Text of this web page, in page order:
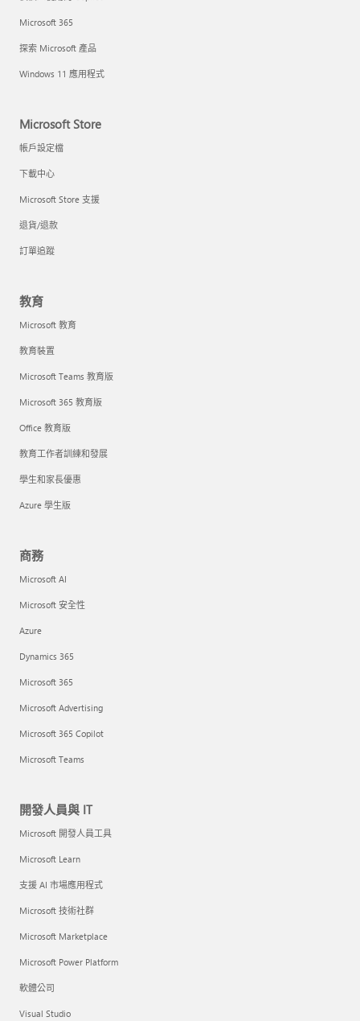
Microsoft 365
探索 Microsoft 產品
Windows 11 應用程式
Microsoft Store
帳戶設定檔
下載中心
Microsoft Store 支援
退貨/退款
訂單追蹤
教育
Microsoft 教育
教育裝置
Microsoft Teams 教育版
Microsoft 365 教育版
Office 教育版
教育工作者訓練和發展
學生和家長優惠
Azure 學生版
商務
Microsoft AI
Microsoft 安全性
Azure
Dynamics 365
Microsoft 365
Microsoft Advertising
Microsoft 365 Copilot
Microsoft Teams
開發人員與 IT
Microsoft 開發人員工具
Microsoft Learn
支援 AI 市場應用程式
Microsoft 技術社群
Microsoft Marketplace
Microsoft Power Platform
軟體公司
Visual Studio